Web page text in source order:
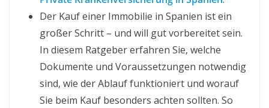
Der Kauf einer Immobilie in Spanien ist ein
großer Schritt – und will gut vorbereitet sein.
In diesem Ratgeber erfahren Sie, welche
Dokumente und Voraussetzungen notwendig
sind, wie der Ablauf funktioniert und worauf
Sie beim Kauf besonders achten sollten. So